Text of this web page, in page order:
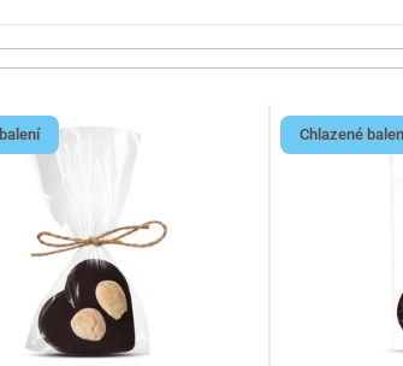
Chlazené